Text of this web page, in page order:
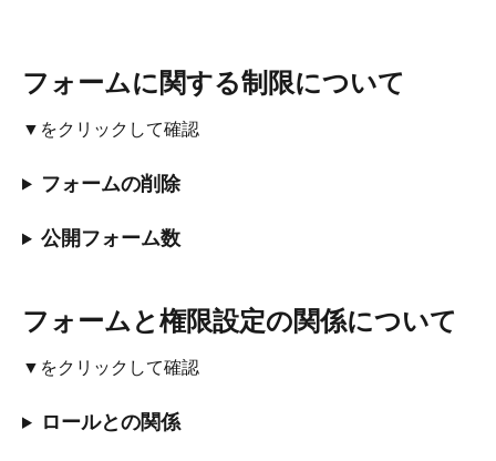
フォームに関する制限について
▼をクリックして確認
フォームの削除
公開フォーム数
フォームと権限設定の関係について
▼をクリックして確認
ロールとの関係